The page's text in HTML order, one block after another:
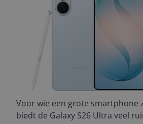
Voor wie een grote smartphone
biedt de Galaxy S26 Ultra veel